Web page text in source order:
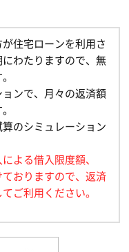
住宅ローンを利用さ
わたりますので、無
ンで、月々の返済額
のシミュレーション
よる借入限度額、
おりますので、返済
ご利用ください。